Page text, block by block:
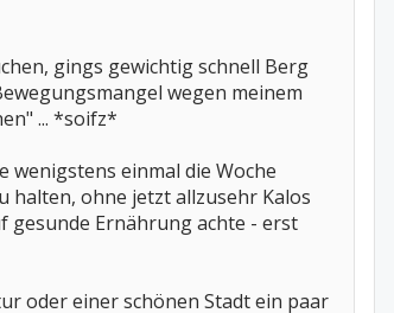
gings gewichtig schnell Berg
wegen meinem
... *soifz*
wenigstens einmal die Woche
halten, ohne jetzt allzusehr Kalos
gesunde Ernährung achte - erst
oder einer schönen Stadt ein paar